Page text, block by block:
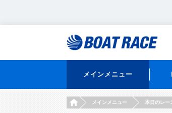
メインメニュー
HOMEメインメニュー 本日のレー